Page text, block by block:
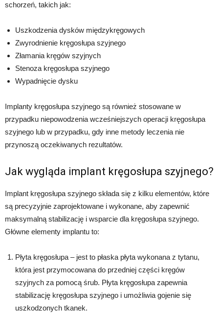
schorzeń, takich jak:
Uszkodzenia dysków międzykręgowych
Zwyrodnienie kręgosłupa szyjnego
Złamania kręgów szyjnych
Stenoza kręgosłupa szyjnego
Wypadnięcie dysku
Implanty kręgosłupa szyjnego są również stosowane w
przypadku niepowodzenia wcześniejszych operacji kręgosłupa
szyjnego lub w przypadku, gdy inne metody leczenia nie
przynoszą oczekiwanych rezultatów.
Jak wygląda implant kręgosłupa szyjnego?
Implant kręgosłupa szyjnego składa się z kilku elementów, które
są precyzyjnie zaprojektowane i wykonane, aby zapewnić
maksymalną stabilizację i wsparcie dla kręgosłupa szyjnego.
Główne elementy implantu to:
Płyta kręgosłupa – jest to płaska płyta wykonana z tytanu,
która jest przymocowana do przedniej części kręgów
szyjnych za pomocą śrub. Płyta kręgosłupa zapewnia
stabilizację kręgosłupa szyjnego i umożliwia gojenie się
uszkodzonych tkanek.